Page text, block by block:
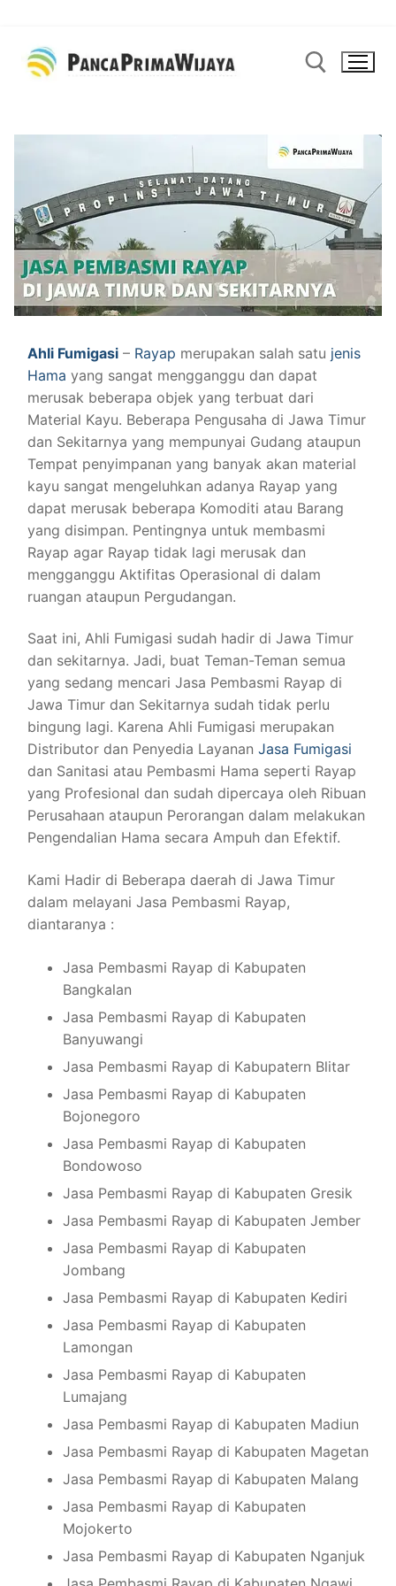
konten
Cari:
Ahli Fumigasi – Rayap merupakan salah satu jenis
Hama yang sangat mengganggu dan dapat
merusak beberapa objek yang terbuat dari
Material Kayu. Beberapa Pengusaha di Jawa Timur
dan Sekitarnya yang mempunyai Gudang ataupun
Tempat penyimpanan yang banyak akan material
kayu sangat mengeluhkan adanya Rayap yang
dapat merusak beberapa Komoditi atau Barang
yang disimpan. Pentingnya untuk membasmi
Rayap agar Rayap tidak lagi merusak dan
mengganggu Aktifitas Operasional di dalam
ruangan ataupun Pergudangan.
Saat ini, Ahli Fumigasi sudah hadir di Jawa Timur
dan sekitarnya. Jadi, buat Teman-Teman semua
yang sedang mencari Jasa Pembasmi Rayap di
Jawa Timur dan Sekitarnya sudah tidak perlu
bingung lagi. Karena Ahli Fumigasi merupakan
Distributor dan Penyedia Layanan Jasa Fumigasi
dan Sanitasi atau Pembasmi Hama seperti Rayap
yang Profesional dan sudah dipercaya oleh Ribuan
Perusahaan ataupun Perorangan dalam melakukan
Pengendalian Hama secara Ampuh dan Efektif.
Kami Hadir di Beberapa daerah di Jawa Timur
dalam melayani Jasa Pembasmi Rayap,
diantaranya :
Jasa Pembasmi Rayap di Kabupaten
Bangkalan
Jasa Pembasmi Rayap di Kabupaten
Banyuwangi
Jasa Pembasmi Rayap di Kabupatern Blitar
Jasa Pembasmi Rayap di Kabupaten
Bojonegoro
Jasa Pembasmi Rayap di Kabupaten
Bondowoso
Jasa Pembasmi Rayap di Kabupaten Gresik
Jasa Pembasmi Rayap di Kabupaten Jember
Jasa Pembasmi Rayap di Kabupaten
Jombang
Jasa Pembasmi Rayap di Kabupaten Kediri
Jasa Pembasmi Rayap di Kabupaten
Lamongan
Jasa Pembasmi Rayap di Kabupaten
Lumajang
Jasa Pembasmi Rayap di Kabupaten Madiun
Jasa Pembasmi Rayap di Kabupaten Magetan
Jasa Pembasmi Rayap di Kabupaten Malang
Jasa Pembasmi Rayap di Kabupaten
Mojokerto
Jasa Pembasmi Rayap di Kabupaten Nganjuk